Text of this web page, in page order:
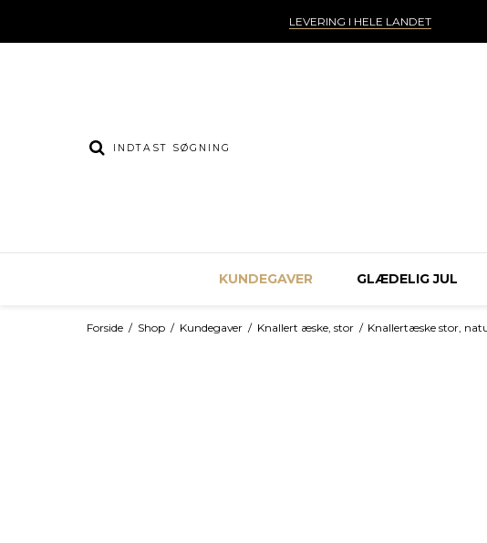
LEVERING I HELE LANDET
KUNDEGAVER GLÆDELIG JUL
Forside / Shop / Kundegaver / Knallert æske, stor / Knallertæske stor,